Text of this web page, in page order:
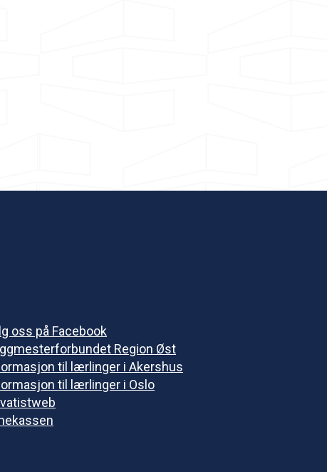
oss på Facebook
Region Øst
til lærlinger i Akershus
til lærlinger i Oslo